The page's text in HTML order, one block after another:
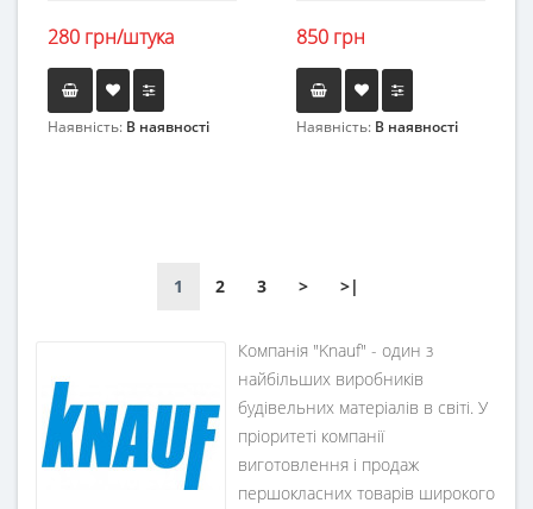
280 грн/штука
Наявність: В наявності
850 грн
Наявність: В наявності
1 2 3 > >|
Компанія "Knauf" - один з
найбільших виробників
будівельних матеріалів в світі. У
пріоритеті компанії
виготовлення і продаж
першокласних товарів широкого